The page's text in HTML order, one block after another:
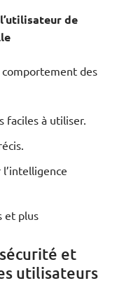
de
des
faciles à utiliser.
et plus
et
utilisateurs